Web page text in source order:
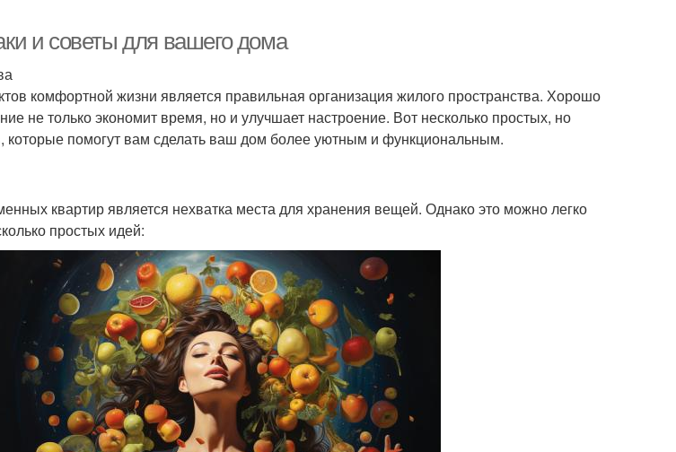
и советы для вашего дома
комфортной жизни является правильная организация жилого пространства. Хорошо
не только экономит время, но и улучшает настроение. Вот несколько простых, но
помогут вам сделать ваш дом более уютным и функциональным.
квартир является нехватка места для хранения вещей. Однако это можно легко
простых идей: